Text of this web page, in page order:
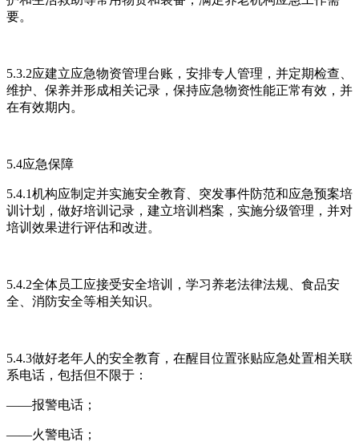
要。
5.3.2应建立应急物资管理台账，安排专人管理，并定期检查、
维护、保养并形成相关记录，保持应急物资性能正常有效，并
在有效期内。
5.4应急保障
5.4.1机构应制定并实施安全教育、突发事件防范和应急预案培
训计划，做好培训记录，建立培训档案，实施分级管理，并对
培训效果进行评估和改进。
5.4.2全体员工应接受安全培训，学习养老法律法规、食品安
全、消防安全等相关知识。
5.4.3做好老年人的安全教育，在醒目位置张贴应急处置相关联
系电话，包括但不限于：
——报警电话；
——火警电话；